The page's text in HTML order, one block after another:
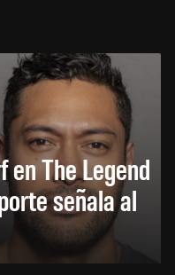
en The Legend
señala al